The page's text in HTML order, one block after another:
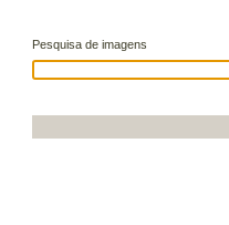
Pesquisa de imagens